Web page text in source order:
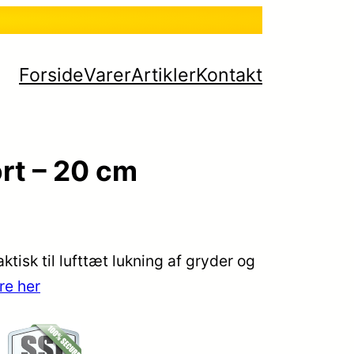
ForsideVarerArtiklerKontakt
– 20 cm
til lufttæt lukning af gryder og
her